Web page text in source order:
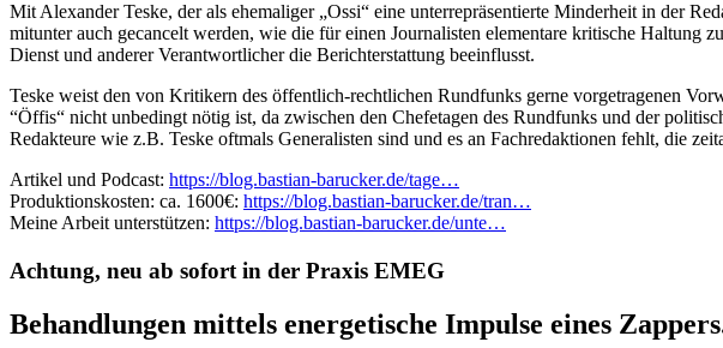
Mit Alexander Teske, der als ehemaliger „Ossi“ eine unterrepräsentierte Minderheit in der
mitunter auch gecancelt werden, wie die für einen Journalisten elementare kritische
Dienst und anderer Verantwortlicher die Berichterstattung beeinflusst.
Teske weist den von Kritikern des öffentlich-rechtlichen Rundfunks gerne vorgetragenen
“Öffis“ nicht unbedingt nötig ist, da zwischen den Chefetagen des Rundfunks und der
Redakteure wie z.B. Teske oftmals Generalisten sind und es an Fachredaktionen fehlt, die
Artikel und Podcast: https://blog.bastian-barucker.de/tage…
Produktionskosten: ca. 1600€: https://blog.bastian-barucker.de/tran…
Meine Arbeit unterstützen: https://blog.bastian-barucker.de/unte…
Achtung, neu ab sofort in der Praxis EMEG
Behandlungen mittels energetische Impulse eines